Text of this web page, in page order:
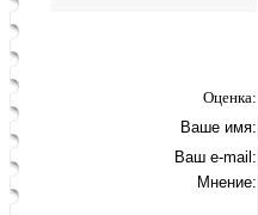
Оценка:
Ваше имя:
Ваш e-mail:
Мнение: